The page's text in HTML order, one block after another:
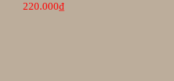
220.000₫